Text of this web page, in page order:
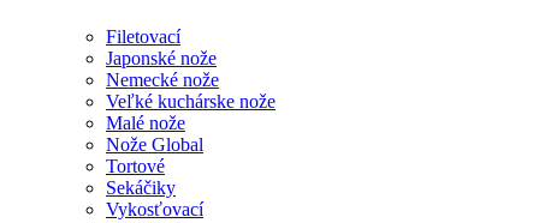
Filetovací
Japonské nože
Nemecké nože
Veľké kuchárske nože
Malé nože
Nože Global
Tortové
Sekáčiky
Vykosťovací